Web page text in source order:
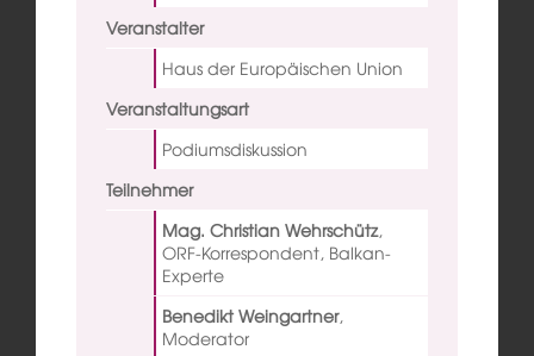
Veranstalter
Haus der Europäischen Union
Veranstaltungsart
Podiumsdiskussion
Teilnehmer
Mag. Christian Wehrschütz,
ORF-Korrespondent, Balkan-
Experte
Benedikt Weingartner,
Moderator